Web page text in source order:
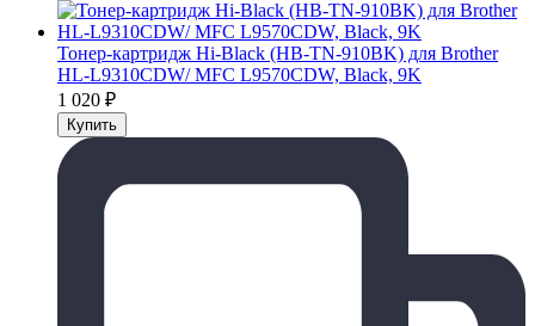
Тонер-картридж Hi-Black (HB-TN-910BK) для Brother
HL-L9310CDW/ MFC L9570CDW, Black, 9K
1 020 ₽